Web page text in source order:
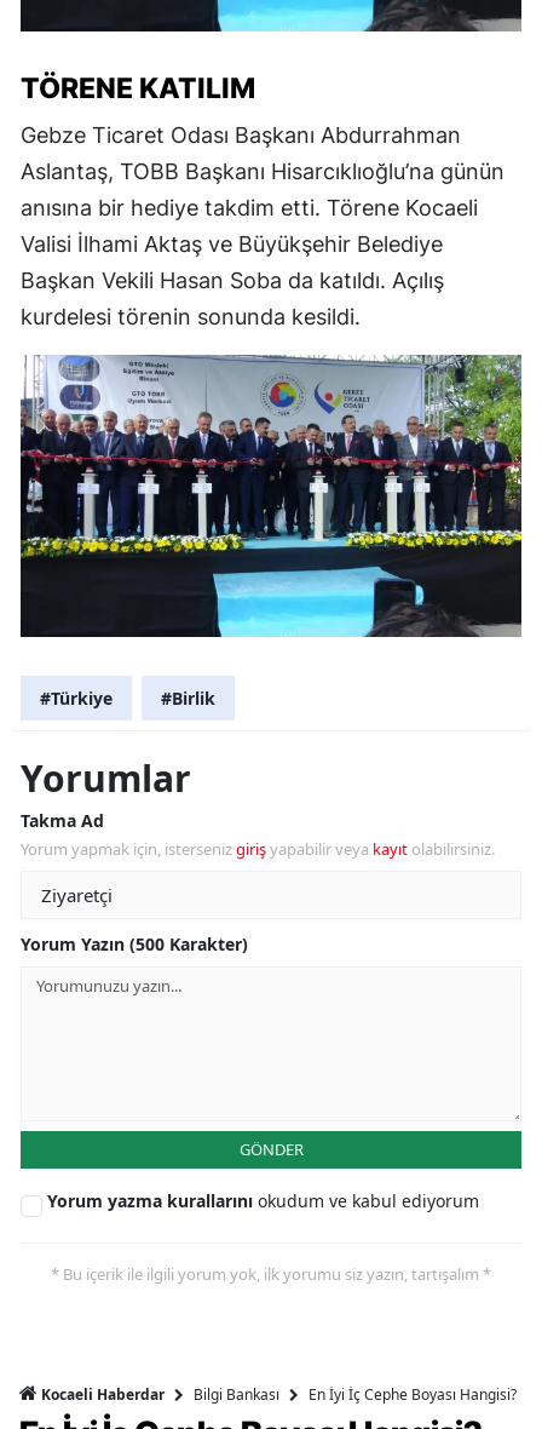
TÖRENE KATILIM
Gebze Ticaret Odası Başkanı Abdurrahman
Aslantaş, TOBB Başkanı Hisarcıklıoğlu’na günün
anısına bir hediye takdim etti. Törene Kocaeli
Valisi İlhami Aktaş ve Büyükşehir Belediye
Başkan Vekili Hasan Soba da katıldı. Açılış
kurdelesi törenin sonunda kesildi.
#Türkiye #Birlik
Yorumlar
Takma Ad
Yorum yapmak için, istersenizgirişyapabilir veya kayıt olabilirsiniz.
Yorum Yazın (500 Karakter)
GÖNDER
Yorum yazma kurallarını okudum ve kabul ediyorum
* Bu içerik ile ilgili yorum yok, ilk yorumu siz yazın, tartışalım *
Kocaeli Haberdar Bilgi Bankası En İyi İç Cephe Boyası Hangisi?